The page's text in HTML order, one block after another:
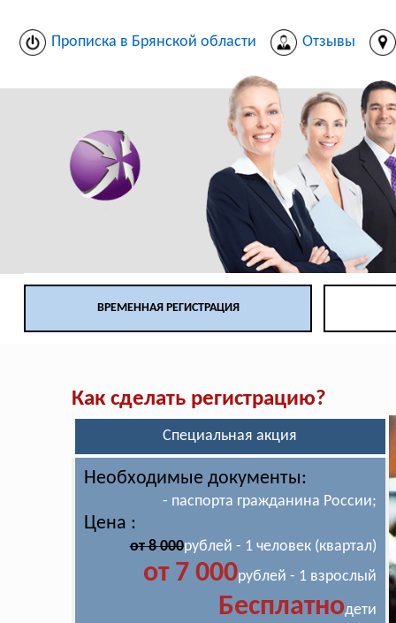
Прописка в Брянской области Отзывы
ВРЕМЕННАЯ РЕГИСТРАЦИЯ
Как сделать регистрацию?
Специальная акция
Необходимые документы:
- паспорта гражданина России;
Цена :
от 8 000рублей - 1 человек (квартал)
от 7 000рублей - 1 взрослый
Бесплатнодети